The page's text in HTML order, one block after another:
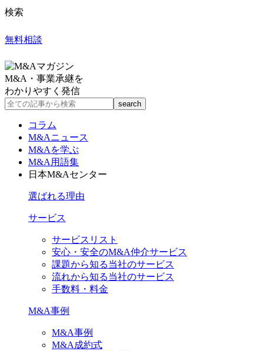
検索
無料相談
M&A・事業承継を
わかりやすく発信
コラム
M&Aニュース
M&Aを学ぶ
M&A用語集
日本M&Aセンター
選ばれる理由
サービス
サービスリスト
安心・安全のM&A仲介サービス
課題から知る当社のサービス
流れから知る当社のサービス
手数料・料金
M&A事例
M&A事例
M&A成約式